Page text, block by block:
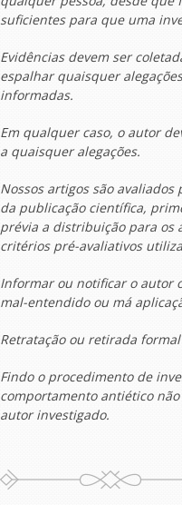
suficientes para que uma
Evidências devem ser
espalhar quaisquer
informadas.
Em qualquer caso, o autor
a quaisquer alegações.
Nossos artigos são
da publicação científica,
prévia a distribuição para os
critérios pré-avaliativos
Informar ou notificar o autor
mal-entendido ou má
Retratação ou retirada
Findo o procedimento de
comportamento antiético
autor investigado.